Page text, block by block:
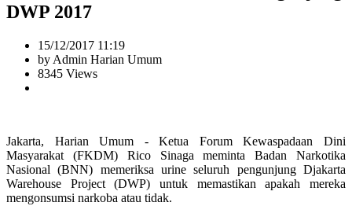
DWP 2017
15/12/2017 11:19
by Admin Harian Umum
8345 Views
Jakarta, Harian Umum - Ketua Forum Kewaspadaan Dini
Masyarakat (FKDM) Rico Sinaga meminta Badan Narkotika
Nasional (BNN) memeriksa urine seluruh pengunjung Djakarta
Warehouse Project (DWP) untuk memastikan apakah mereka
mengonsumsi narkoba atau tidak.